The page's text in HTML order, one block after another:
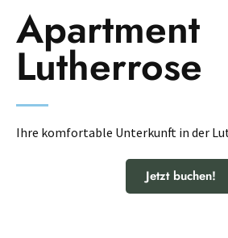
Apartment
Lutherrose
Ihre komfortable Unterkunft in der
Jetzt buchen!